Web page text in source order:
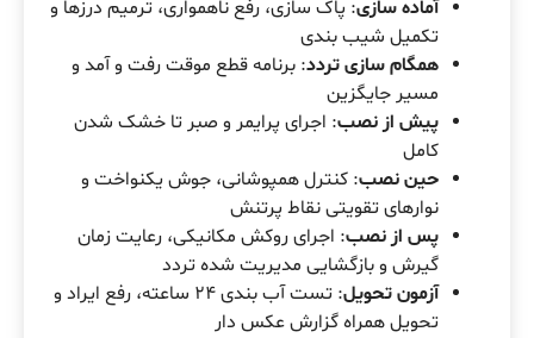
آماده سازی: پاک سازی، رفع ناهمواری، ترمیم درزها و
تکمیل شیب بندی
همگام سازی تردد: برنامه قطع موقت رفت و آمد و
مسیر جایگزین
پیش از نصب: اجرای پرایمر و صبر تا خشک شدن
کامل
حین نصب: کنترل همپوشانی، جوش یکنواخت و
نوارهای تقویتی نقاط پرتنش
پس از نصب: اجرای روکش مکانیکی، رعایت زمان
گیرش و بازگشایی مدیریت شده تردد
آزمون تحویل
: تست آب بندی 24 ساعته، رفع ایراد و
تحویل همراه گزارش عکس دار